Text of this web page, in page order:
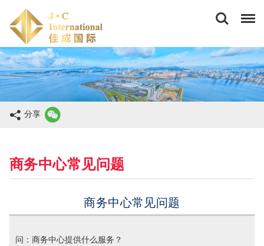
成
国
际
商
务
(香
港)
公
分享
商务中心常见问题
商务中心常见问题
问：商务中心提供什么服务？